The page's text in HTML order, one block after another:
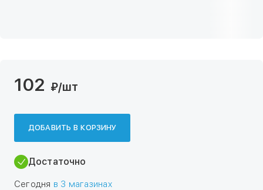
102 ₽/шт
ДОБАВИТЬ В КОРЗИНУ
Достаточно
Сегодня в 3 магазинах